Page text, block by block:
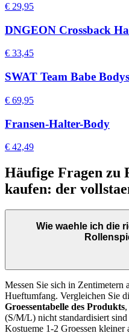
€ 29,95
DNGEON Crossback
€ 33,45
SWAT Team Babe
€ 69,95
Fransen-Halter-Body
€ 42,49
Häufige Fragen zu
kaufen: der
Wie waehle ich die
Messen Sie sich in Zentimetern
Hueftumfang. Vergleichen Sie
Groessentabelle des Produkts
(S/M/L) nicht standardisiert
Kostueme 1-2 Groessen kleiner